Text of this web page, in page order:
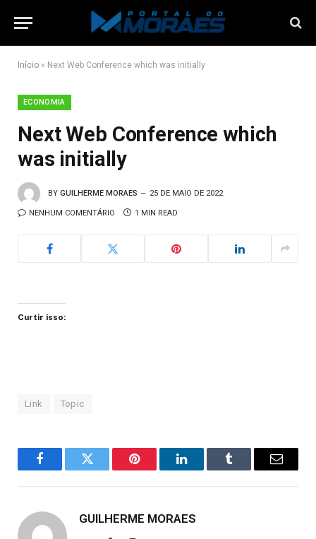
Início » Next Web Conference which was initially
ECONOMIA
Next Web Conference which
was initially
BY GUILHERME MORAES 25 DE MAIO DE 2022
NENHUM COMENTÁRIO 1 MIN READ
Curtir isso:
Link Topic
FacebookTwitter Pinterest LinkedInTumblr Email
GUILHERME MORAES